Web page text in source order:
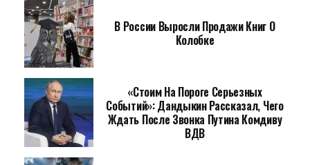
В России Выросли Продажи Книг О
Колобке
«Стоим На Пороге Серьезных
Событий»: Дандыкин Рассказал, Чего
Ждать После Звонка Путина Комдиву
ВДВ